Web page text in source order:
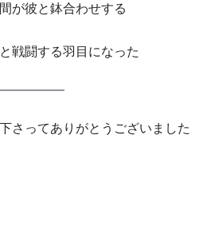
が彼と鉢合わせする
戦闘する羽目になった
さってありがとうございました